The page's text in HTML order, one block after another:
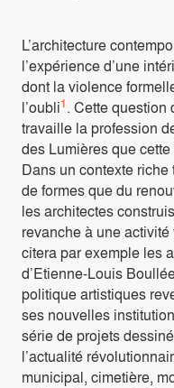
L’architecture
l’expérience d’une
dont la violence
l’oubli1. Cette question
travaille la profession
des Lumières que
Dans un contexte riche
de formes que du
les architectes
revanche à une activité
citera par exemple les
d’Etienne-Louis
politique artistiques
ses nouvelles
série de projets
l’actualité
municipal, cimetière,